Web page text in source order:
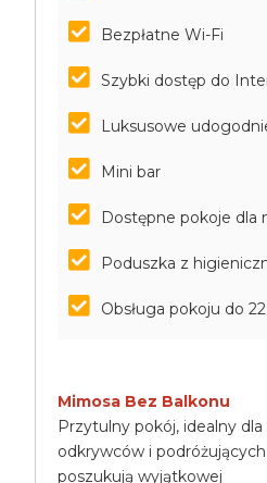
Bezpłatne Wi-Fi
Szybki dostęp do
Luksusowe
Mini bar
Dostępne pokoje dla
Poduszka z
Obsługa pokoju do
Mimosa Bez Balkonu
Przytulny pokój, idealny dla
odkrywców i
poszukują wyjątkowej